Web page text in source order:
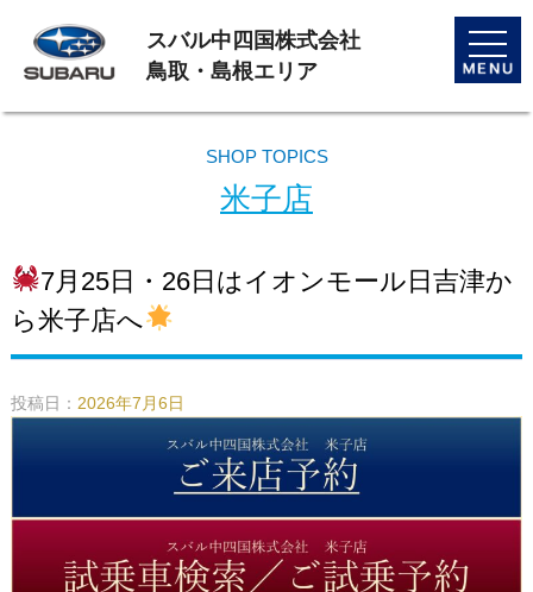
toggle
スバル中四国株式会社
鳥取・島根エリア
SHOP TOPICS
米子店
7月25日・26日はイオンモール日吉津か
ら米子店へ
投稿日： 2026年7月6日